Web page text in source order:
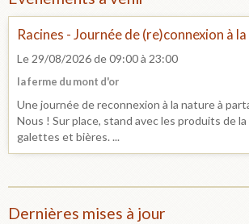
Racines - Journée de (re)connexion à
Le 29/08/2026de 09:00à 23:00
la ferme du mont d'or
Une journée de reconnexion à la nature à
Nous ! Sur place, stand avec les produits de
galettes et bières. ...
Dernières mises à jour